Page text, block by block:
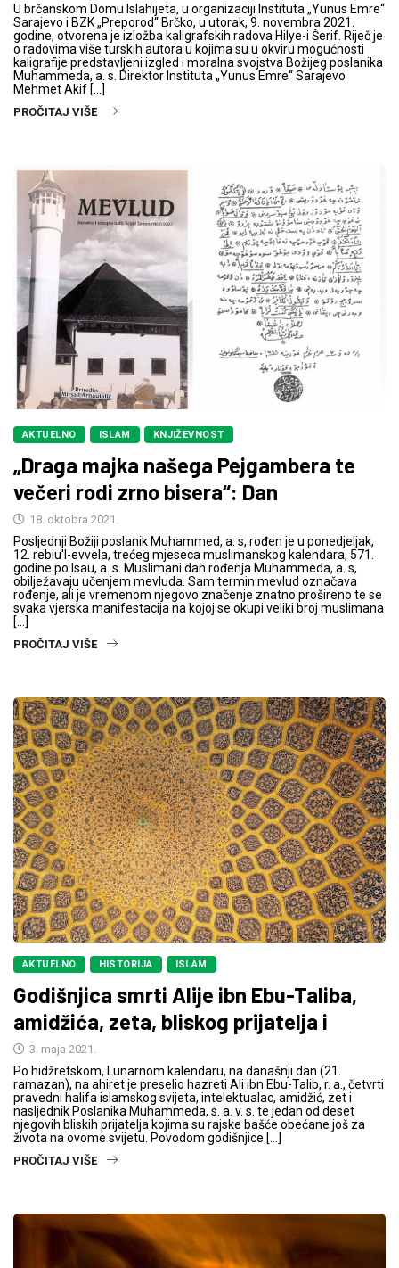
U brčanskom Domu Islahijeta, u organizaciji Instituta „Yunus Emre“
Sarajevo i BZK „Preporod“ Brčko, u utorak, 9. novembra 2021.
godine, otvorena je izložba kaligrafskih radova Hilye-i Šerif. Riječ je
o radovima više turskih autora u kojima su u okviru mogućnosti
kaligrafije predstavljeni izgled i moralna svojstva Božijeg poslanika
Muhammeda, a. s. Direktor Instituta „Yunus Emre“ Sarajevo
Mehmet Akif […]
PROČITAJ VIŠE
AKTUELNO ISLAM KNJIŽEVNOST
„Draga majka našega Pejgambera te
večeri rodi zrno bisera“: Dan
18. oktobra 2021.
Posljednji Božiji poslanik Muhammed, a. s, rođen je u ponedjeljak,
12. rebiu'l-evvela, trećeg mjeseca muslimanskog kalendara, 571.
godine po Isau, a. s. Muslimani dan rođenja Muhammeda, a. s,
obilježavaju učenjem mevluda. Sam termin mevlud označava
rođenje, ali je vremenom njegovo značenje znatno prošireno te se
svaka vjerska manifestacija na kojoj se okupi veliki broj muslimana
[…]
PROČITAJ VIŠE
AKTUELNO HISTORIJA ISLAM
Godišnjica smrti Alije ibn Ebu-Taliba,
amidžića, zeta, bliskog prijatelja i
3. maja 2021.
Po hidžretskom, Lunarnom kalendaru, na današnji dan (21.
ramazan), na ahiret je preselio hazreti Ali ibn Ebu-Talib, r. a., četvrti
pravedni halifa islamskog svijeta, intelektualac, amidžić, zet i
nasljednik Poslanika Muhammeda, s. a. v. s. te jedan od deset
njegovih bliskih prijatelja kojima su rajske bašće obećane još za
života na ovome svijetu. Povodom godišnjice […]
PROČITAJ VIŠE